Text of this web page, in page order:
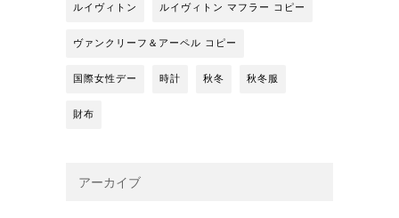
ルイヴィトン ルイヴィトン マフラー コピー
ヴァンクリーフ＆アーペル コピー
国際女性デー 時計 秋冬 秋冬服
財布
アーカイブ